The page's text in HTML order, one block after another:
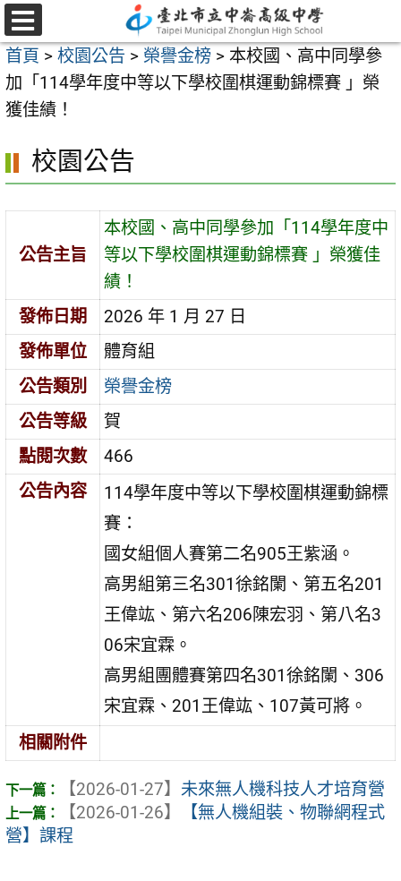
跳
至
主
要
內
區
選
單
首頁 > 校園公告 > 榮譽金榜 > 本校國、高中同學參
加「114學年度中等以下學校圍棋運動錦標賽 」榮
獲佳績！
校園公告
公告主旨
本校國、高中同學參加「114學年度中
等以下學校圍棋運動錦標賽 」榮獲佳
績！
發佈日期
2026 年 1 月 27 日
發佈單位
體育組
公告類別
榮譽金榜
公告等級
賀
點閱次數
466
公告內容
114學年度中等以下學校圍棋運動錦標
賽：
國女組個人賽第二名905王紫涵。
高男組第三名301徐銘闌、第五名201
王偉竑、第六名206陳宏羽、第八名3
06宋宜霖。
高男組團體賽第四名301徐銘闌、306
宋宜霖、201王偉竑、107黃可將。
相關附件
【2026-01-27】 未來無人機科技人才培育營
【2026-01-26】
【無人機組裝、物聯網程式
營】課程